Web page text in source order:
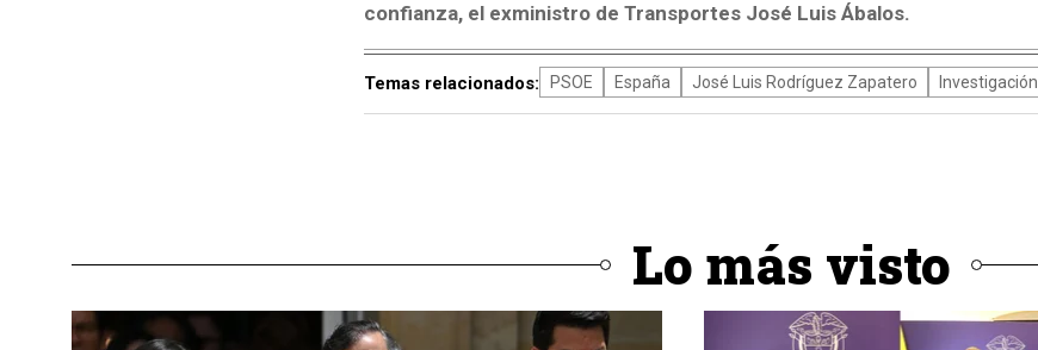
confianza, el exministro de Transportes José Luis Ábalos.
Temas relacionados: PSOE España José Luis Rodríguez Zapatero Investigación
Lo más visto